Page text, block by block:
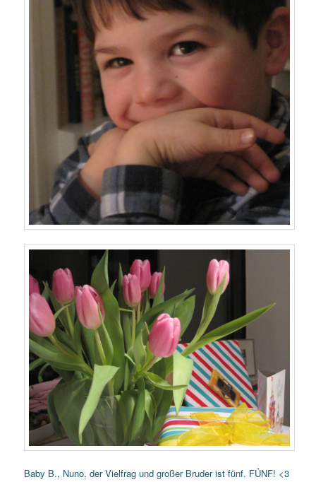
Baby B., Nuno, der Vielfrag und großer Bruder ist fünf. FÜNF! <3